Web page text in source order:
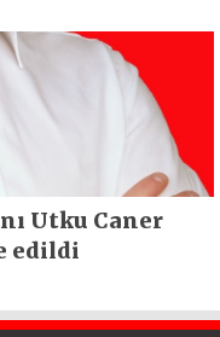
Utku Caner
edildi